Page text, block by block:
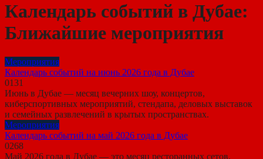
Календарь событий в Дубае:
Ближайшие мероприятия
Мероприятия
Календарь событий на июнь 2026 года в Дубае
0131
Июнь в Дубае — месяц вечерних шоу, концертов,
киберспортивных мероприятий, стендапа, деловых выставок
и семейных развлечений в крытых пространствах.
Мероприятия
Календарь событий на май 2026 года в Дубае
0268
Май 2026 года в Дубае — это месяц ресторанных сетов,